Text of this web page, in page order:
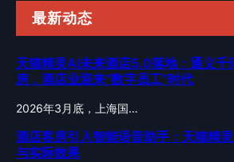
最新动态
天猫精灵AI未来酒店5.0落地：通义千
房，酒店业迎来”数字员工”时代
2026年3月底，上海国…
酒店客房引入智能语音助手：天猫精
与实际效果